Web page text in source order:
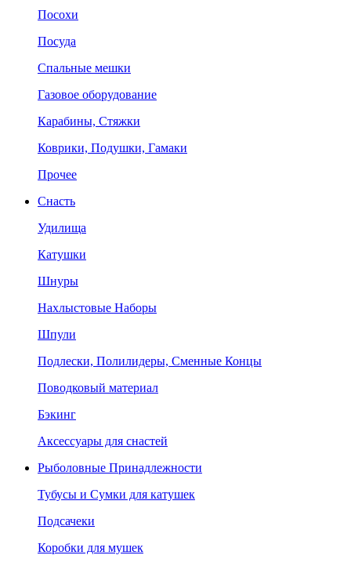
Посохи
Посуда
Спальные мешки
Газовое оборудование
Карабины, Стяжки
Коврики, Подушки, Гамаки
Прочее
Снасть
Удилища
Катушки
Шнуры
Нахлыстовые Наборы
Шпули
Подлески, Полилидеры, Сменные Концы
Поводковый материал
Бэкинг
Аксессуары для снастей
Рыболовные Принадлежности
Тубусы и Сумки для катушек
Подсачеки
Коробки для мушек